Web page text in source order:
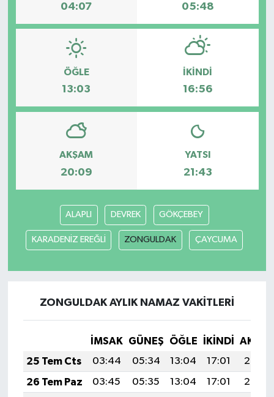
04:07 05:48
ÖĞLE
13:03
İKINDI
16:56
AKŞAM
20:09
YATSI
21:43
ALAPLI DEVREK GÖKÇEBEY
KARADENİZ EREĞLİ ZONGULDAK ÇAYCUMA
ZONGULDAK AYLIK NAMAZ VAKITLERI
İMSAK GÜNEŞ ÖĞLE İKINDI
25 Tem Cts
03:44 05:34 13:04 17:01
20:25
26 Tem Paz
03:45 05:35 13:04 17:01
20:24